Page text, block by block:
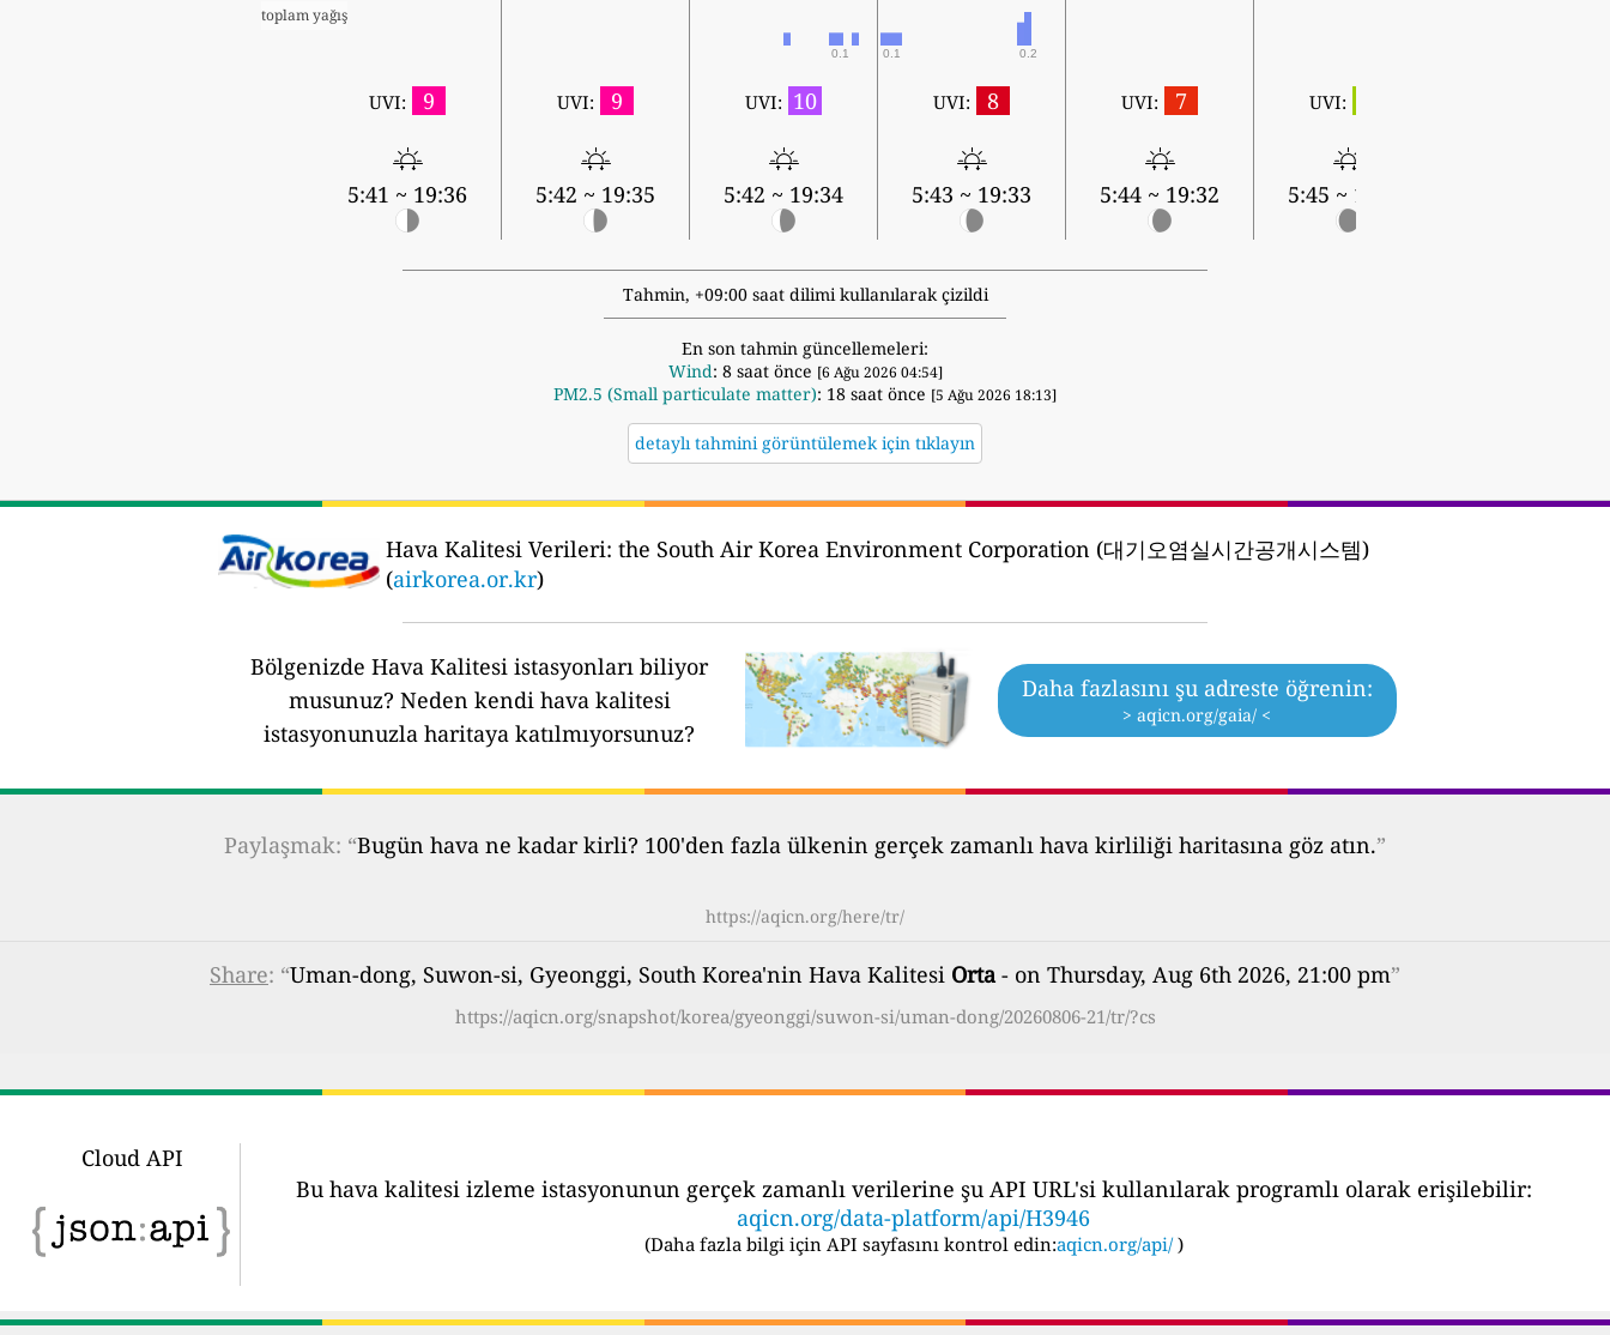
toplam yağış
0.1 0.1 0.2
UVI: 9
5:41 ~ 19:36
UVI: 9
5:42 ~ 19:35
UVI: 10
5:42 ~ 19:34
UVI: 8
5:43 ~ 19:33
UVI: 7
5:44 ~ 19:32
UVI:
5:45 ~ 19:31
Tahmin, +09:00 saat dilimi kullanılarak çizildi
En son tahmin güncellemeleri:
Wind: 8 saat önce [6 Ağu 2026 04:54]
PM2.5 (Small particulate matter): 18 saat önce [5 Ağu 2026 18:13]
detaylı tahmini görüntülemek için tıklayın
Hava Kalitesi Verileri: the South Air Korea Environment Corporation (대기오염실시간공개시스템)
(airkorea.or.kr)
Bölgenizde Hava Kalitesi istasyonları biliyor
musunuz? Neden kendi hava kalitesi
istasyonunuzla haritaya katılmıyorsunuz?
Daha fazlasını şu adreste öğrenin:
> aqicn.org/gaia/ <
Paylaşmak: “Bugün hava ne kadar kirli? 100'den fazla ülkenin gerçek zamanlı hava kirliliği haritasına göz atın.”
https://aqicn.org/here/tr/
Share: “Uman-dong, Suwon-si, Gyeonggi, South Korea'nin Hava Kalitesi Orta- on Thursday, Aug 6th 2026, 21:00 pm”
https://aqicn.org/snapshot/korea/gyeonggi/suwon-si/uman-dong/20260806-21/tr/?cs
Cloud API
Bu hava kalitesi izleme istasyonunun gerçek zamanlı verilerine şu API URL'si kullanılarak programlı olarak erişilebilir:
aqicn.org/data-platform/api/H3946
(Daha fazla bilgi için API sayfasını kontrol edin:aqicn.org/api/ )